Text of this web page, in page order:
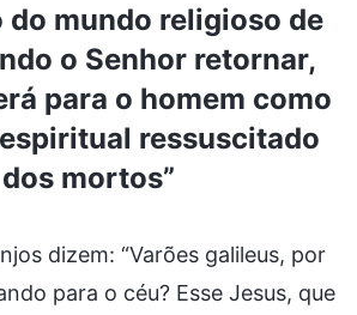
do mundo religioso de
o Senhor retornar,
para o homem como
ressuscitado
dos mortos”
dizem: “Varões galileus, por
para o céu? Esse Jesus, que